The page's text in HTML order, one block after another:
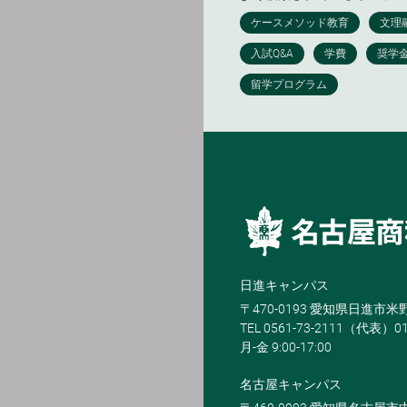
日進キャンパス
〒470-0193 愛知県日進市米
TEL 0561-73-2111（代表）
月-金 9:00-17:00
名古屋キャンパス